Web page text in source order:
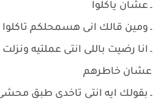
ـ عشان ياكلوا
ـ ومين قالك انى هسمحلكم تاكلوا
ـ انا رضيت باللى انتى عملتيه
عشان خاطرهم
ـ بقولك ايه انتى تاخدى طبق